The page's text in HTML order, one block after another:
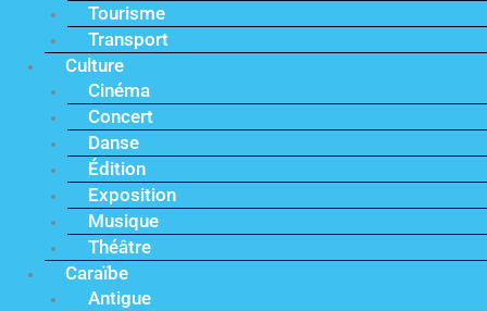
Tourisme
Transport
Culture
Cinéma
Concert
Danse
Édition
Exposition
Musique
Théâtre
Caraïbe
Antigue